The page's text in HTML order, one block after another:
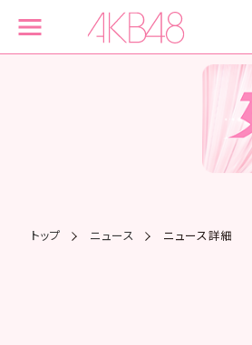
トップ ニュース ニュース詳細